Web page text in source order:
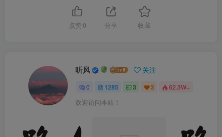
点赞 0 分享 收藏
听风 关注
0 1285 3 3 62.3W+
欢迎访问本站！